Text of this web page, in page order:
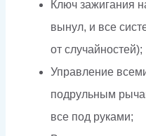
Ключ зажигания
вынул, и все
от случайностей);
Управление
подрульным
все под руками;